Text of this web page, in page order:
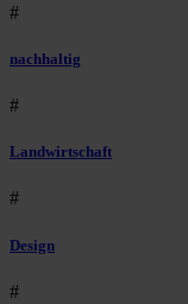
#
nachhaltig
#
Landwirtschaft
#
Design
#